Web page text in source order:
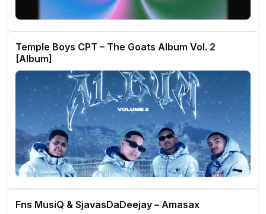
Temple Boys CPT – The Goats Album Vol. 2
[Album]
Fns MusiQ & SjavasDaDeejay – Amasax